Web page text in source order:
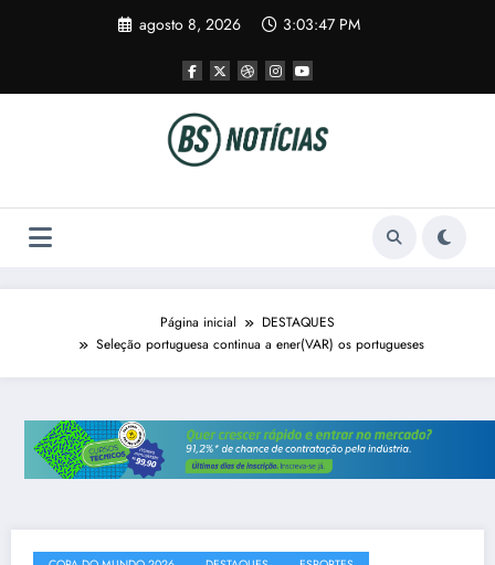
agosto 8, 2026 3:03:47 PM
Página inicial
DESTAQUES
Seleção portuguesa continua a ener(VAR) os portugueses